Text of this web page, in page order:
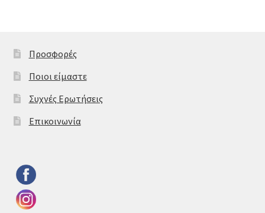
Προσφορές
Ποιοι είμαστε
Συχνές Ερωτήσεις
Επικοινωνία